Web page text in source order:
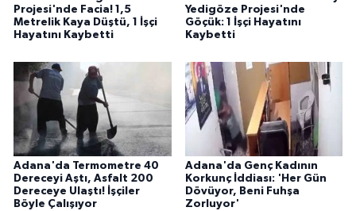
Projesi'nde Facia! 1,5
Metrelik Kaya Düştü, 1 İşçi
Hayatını Kaybetti
Yedigöze Projesi'nde
Göçük: 1 İşçi Hayatını
Kaybetti
Adana'da Termometre 40
Dereceyi Aştı, Asfalt 200
Dereceye Ulaştı! İşçiler
Böyle Çalışıyor
Adana'da Genç Kadının
Korkunç İddiası: 'Her Gün
Dövüyor, Beni Fuhşa
Zorluyor'